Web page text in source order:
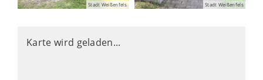
Stadt Weißenfels Stadt Weißenfels
Karte wird geladen...